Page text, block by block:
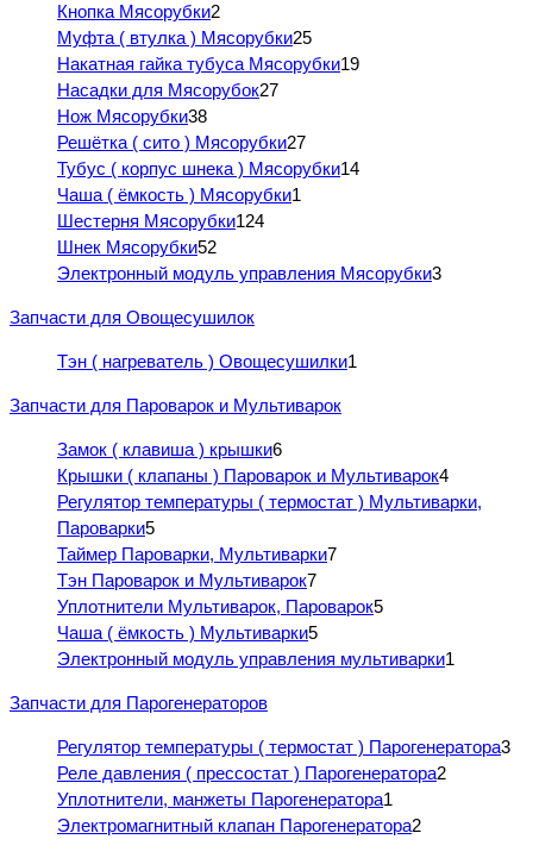
Кнопка Мясорубки2
Муфта ( втулка ) Мясорубки25
Накатная гайка тубуса Мясорубки19
Насадки для Мясорубок27
Нож Мясорубки38
Решётка ( сито ) Мясорубки27
Тубус ( корпус шнека ) Мясорубки14
Чаша ( ёмкость ) Мясорубки1
Шестерня Мясорубки124
Шнек Мясорубки52
Электронный модуль управления Мясорубки3
Запчасти для Овощесушилок
Тэн ( нагреватель ) Овощесушилки1
Запчасти для Пароварок и Мультиварок
Замок ( клавиша ) крышки6
Крышки ( клапаны ) Пароварок и Мультиварок4
Регулятор температуры ( термостат ) Мультиварки,
Пароварки5
Таймер Пароварки, Мультиварки7
Тэн Пароварок и Мультиварок7
Уплотнители Мультиварок, Пароварок5
Чаша ( ёмкость ) Мультиварки5
Электронный модуль управления мультиварки1
Запчасти для Парогенераторов
Регулятор температуры ( термостат ) Парогенератора3
Реле давления ( прессостат ) Парогенератора2
Уплотнители, манжеты Парогенератора1
Электромагнитный клапан Парогенератора2